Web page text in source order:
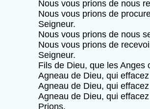
Nous vous prions de nous
Nous vous prions de
Seigneur.
Nous vous prions de nous
Nous vous prions de
Seigneur.
Fils de Dieu, que les Anges
Agneau de Dieu, qui
Agneau de Dieu, qui
Agneau de Dieu, qui
Prions.